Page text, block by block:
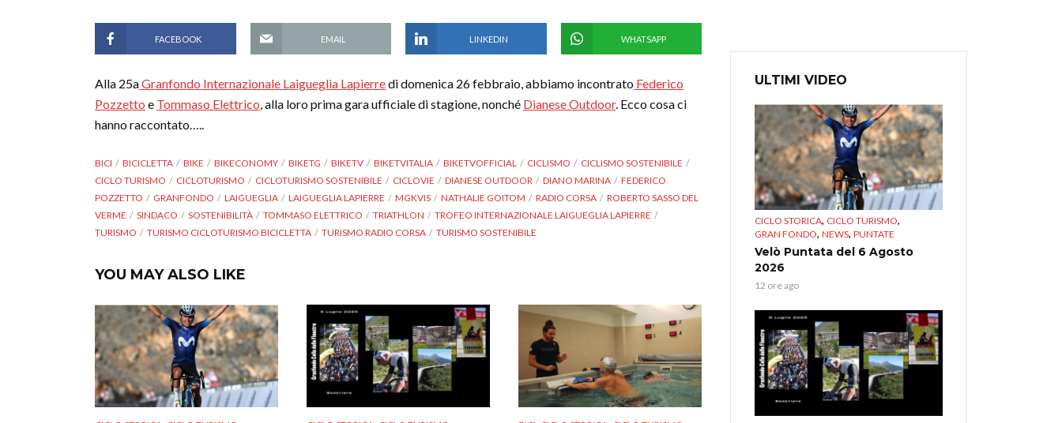
FACEBOOK EMAIL LINKEDIN WHATSAPP
Alla 25aGranfondo Internazionale Laigueglia Lapierredi domenica 26 febbraio, abbiamo incontrato Federico
Pozzetto e Tommaso Elettrico, alla loro prima gara ufficiale di stagione, nonché Dianese Outdoor. Ecco cosa ci
hanno raccontato…..
BICI BICICLETTA BIKE BIKECONOMY BIKETG BIKETV BIKETVITALIA BIKETVOFFICIAL CICLISMO
CICLISMO SOSTENIBILE
CICLO TURISMO
CICLOTURISMO CICLOTURISMO SOSTENIBILE CICLOVIE DIANESE OUTDOOR DIANO MARINA
FEDERICO
POZZETTO
GRANFONDO LAIGUEGLIA LAIGUEGLIA LAPIERRE MGKVIS NATHALIE GOITOM RADIO CORSA
ROBERTO SASSO DEL
VERME
SINDACO SOSTENIBILITÀ TOMMASO ELETTRICO TRIATHLON
TROFEO INTERNAZIONALE LAIGUEGLIA LAPIERRE
TURISMO
TURISMO CICLOTURISMO BICICLETTA TURISMO RADIO CORSA TURISMO SOSTENIBILE
YOU MAY ALSO LIKE
ULTIMI VIDEO
CICLO STORICA, CICLO TURISMO,
GRAN FONDO, NEWS, PUNTATE
Velò Puntata del 6 Agosto
2026
12 ore ago